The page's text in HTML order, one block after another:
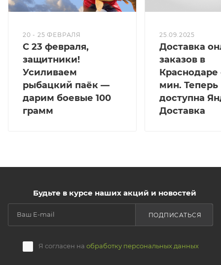
20 - 25 ФЕВРАЛЯ
С 23 февраля,
защитники!
Усиливаем
рыбацкий паёк —
дарим боевые 100
грамм
25.09.2025
Доставка
заказов в
Краснодаре
мин. Теперь
доступна
Доставка
Будьте в курсе наших акций и новостей
Я согласен на обработку персональных данных
ПОДПИСАТЬСЯ